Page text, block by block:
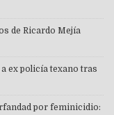
de Ricardo Mejía
a ex policía texano tras
por feminicidio: